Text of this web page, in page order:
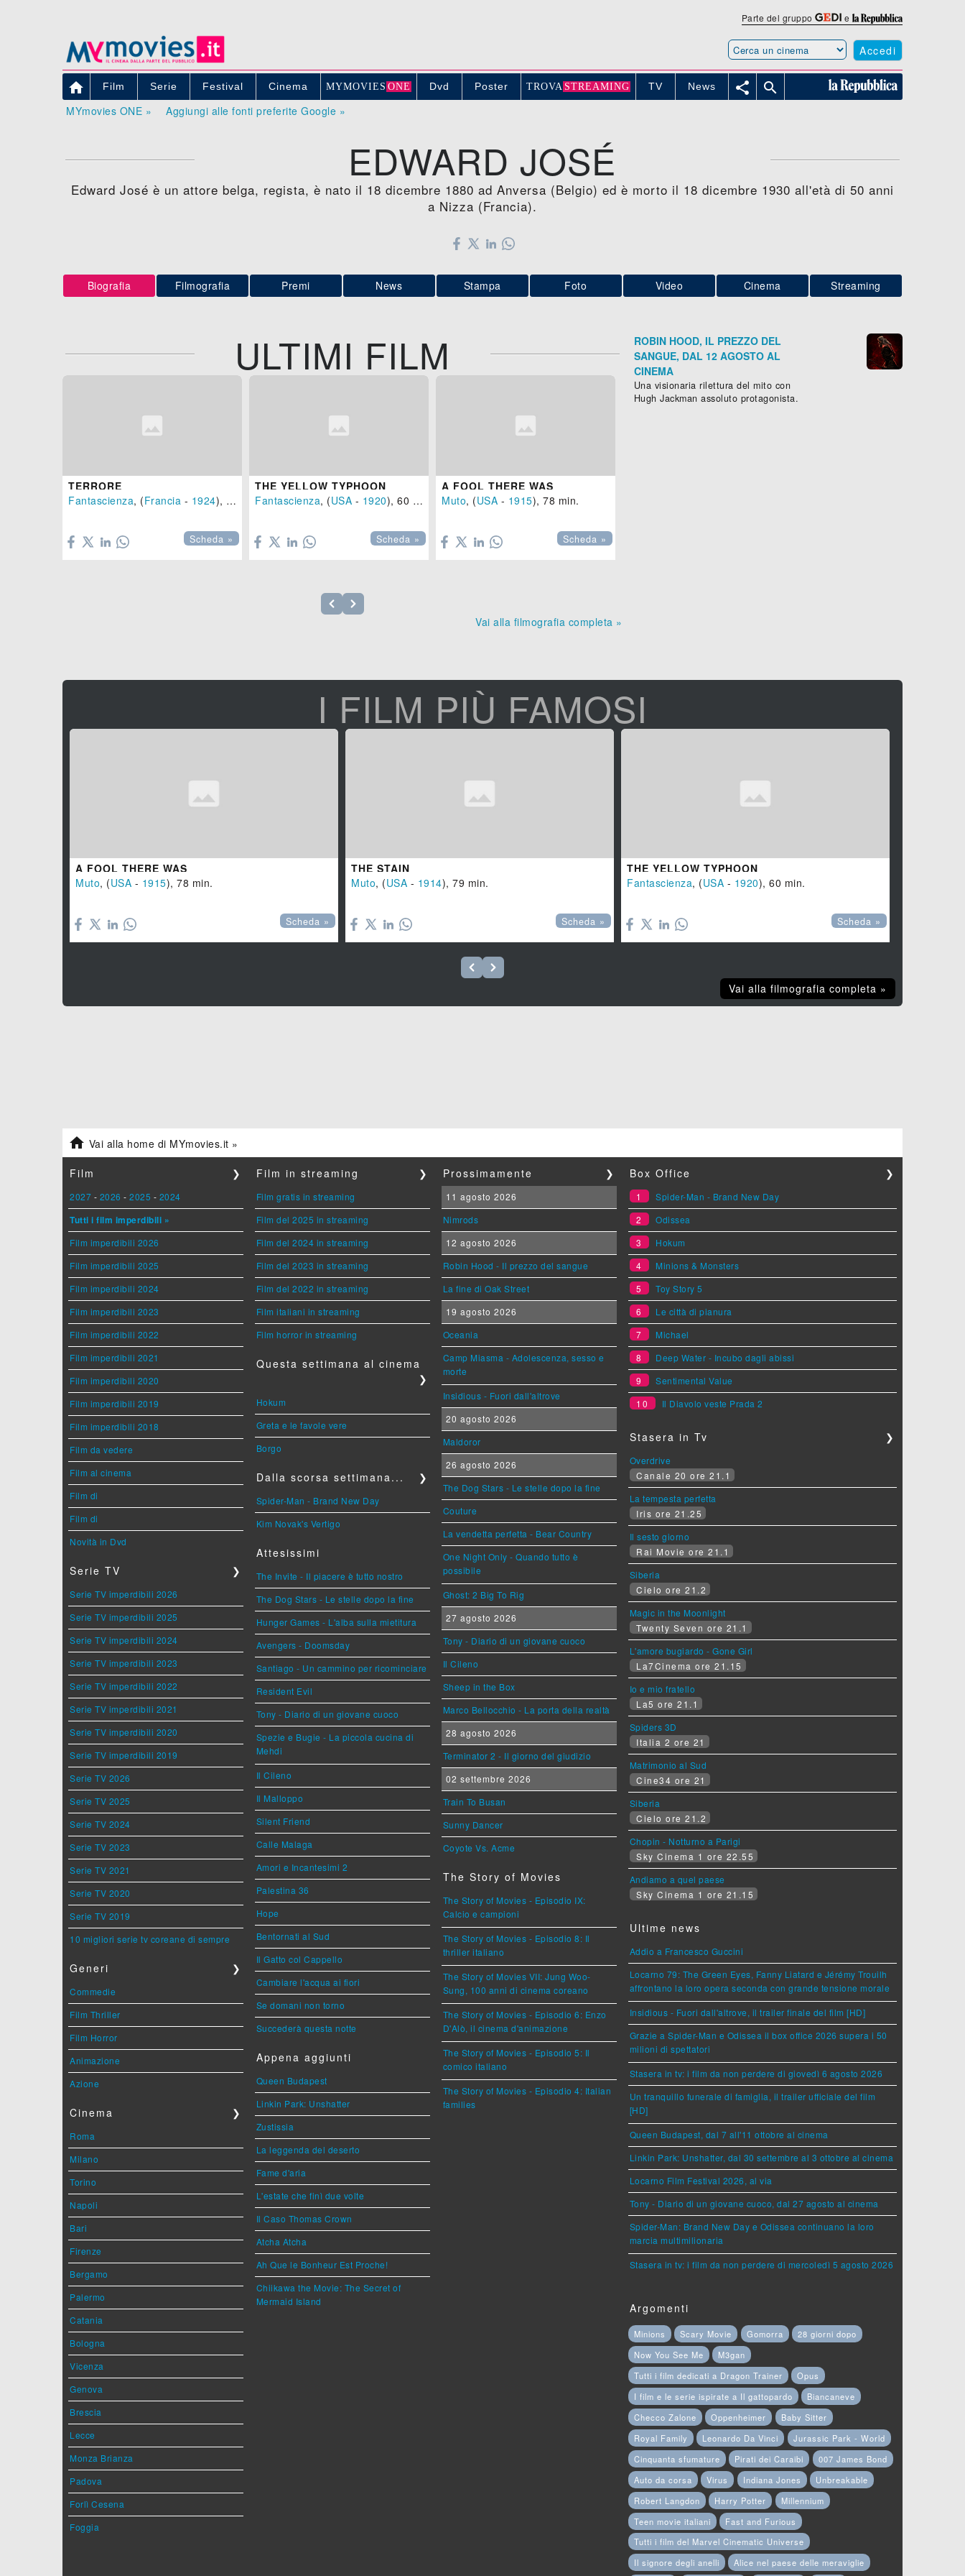
Parte del gruppo e
Accedi
 Film Serie Festival Cinema MYMOVIE S ONE Dvd Poster TROVA STREAMING TV News  
MYmovies ONE » Aggiungi alle fonti preferite Google »
EDWARD JOSÉ
Edward José è un attore belga, regista, è nato il 18 dicembre 1880 ad Anversa (Belgio) ed è morto il 18 dicembre 1930 all'età di 50 anni
a Nizza (Francia).
Biografia Filmografia Premi News Stampa Foto Video Cinema Streaming
ULTIMI FILM
TERRORE
Fantascienza, (Francia - 1924), 70 min.
Scheda »
THE YELLOW TYPHOON
Fantascienza, (USA - 1920), 60 min.
Scheda »
A FOOL THERE WAS
Muto, (USA - 1915), 78 min.
Scheda »
Vai alla filmografia completa »
ROBIN HOOD, IL PREZZO DEL
SANGUE, DAL 12 AGOSTO AL
CINEMA
Una visionaria rilettura del mito con
Hugh Jackman assoluto protagonista.
I FILM PIÙ FAMOSI
A FOOL THERE WAS
Muto, (USA - 1915), 78 min.
Scheda »
THE STAIN
Muto, (USA - 1914), 79 min.
Scheda »
THE YELLOW TYPHOON
Fantascienza, (USA - 1920), 60 min.
Scheda »
Vai alla filmografia completa »
 Vai alla home di MYmovies.it »
Film ❯
2027 - 2026 - 2025 - 2024
Tutti i film imperdibili »
Film imperdibili 2026
Film imperdibili 2025
Film imperdibili 2024
Film imperdibili 2023
Film imperdibili 2022
Film imperdibili 2021
Film imperdibili 2020
Film imperdibili 2019
Film imperdibili 2018
Film da vedere
Film al cinema
Film di
Film di
Novità in Dvd
Serie TV ❯
Serie TV imperdibili 2026
Serie TV imperdibili 2025
Serie TV imperdibili 2024
Serie TV imperdibili 2023
Serie TV imperdibili 2022
Serie TV imperdibili 2021
Serie TV imperdibili 2020
Serie TV imperdibili 2019
Serie TV 2026
Serie TV 2025
Serie TV 2024
Serie TV 2023
Serie TV 2021
Serie TV 2020
Serie TV 2019
10 migliori serie tv coreane di sempre
Generi ❯
Commedie
Film Thriller
Film Horror
Animazione
Azione
Cinema ❯
Roma
Milano
Torino
Napoli
Bari
Firenze
Bergamo
Palermo
Catania
Bologna
Vicenza
Genova
Brescia
Lecce
Monza Brianza
Padova
Forlì Cesena
Foggia
Film in streaming ❯
Film gratis in streaming
Film del 2025 in streaming
Film del 2024 in streaming
Film del 2023 in streaming
Film del 2022 in streaming
Film italiani in streaming
Film horror in streaming
Questa settimana al cinema
❯
Hokum
Greta e le favole vere
Borgo
Dalla scorsa settimana... ❯
Spider-Man - Brand New Day
Kim Novak's Vertigo
Attesissimi
The Invite - Il piacere è tutto nostro
The Dog Stars - Le stelle dopo la fine
Hunger Games - L'alba sulla mietitura
Avengers - Doomsday
Santiago - Un cammino per ricominciare
Resident Evil
Tony - Diario di un giovane cuoco
Spezie e Bugie - La piccola cucina di
Mehdi
Il Cileno
Il Malloppo
Silent Friend
Calle Malaga
Amori e Incantesimi 2
Palestina 36
Hope
Bentornati al Sud
Il Gatto col Cappello
Cambiare l'acqua ai fiori
Se domani non torno
Succederà questa notte
Appena aggiunti
Queen Budapest
Linkin Park: Unshatter
Zustissia
La leggenda del deserto
Fame d'aria
L'estate che finì due volte
Il Caso Thomas Crown
Atcha Atcha
Ah Que le Bonheur Est Proche!
Chiikawa the Movie: The Secret of
Mermaid Island
Prossimamente ❯
11 agosto 2026
Nimrods
12 agosto 2026
Robin Hood - Il prezzo del sangue
La fine di Oak Street
19 agosto 2026
Oceania
Camp Miasma - Adolescenza, sesso e
morte
Insidious - Fuori dall'altrove
20 agosto 2026
Maldoror
26 agosto 2026
The Dog Stars - Le stelle dopo la fine
Couture
La vendetta perfetta - Bear Country
One Night Only - Quando tutto è
possibile
Ghost: 2 Big To Rig
27 agosto 2026
Tony - Diario di un giovane cuoco
Il Cileno
Sheep in the Box
Marco Bellocchio - La porta della realtà
28 agosto 2026
Terminator 2 - Il giorno del giudizio
02 settembre 2026
Train To Busan
Sunny Dancer
Coyote Vs. Acme
The Story of Movies
The Story of Movies - Episodio IX:
Calcio e campioni
The Story of Movies - Episodio 8: Il
thriller italiano
The Story of Movies VII: Jung Woo-
Sung, 100 anni di cinema coreano
The Story of Movies - Episodio 6: Enzo
D'Alò, il cinema d'animazione
The Story of Movies - Episodio 5: Il
comico italiano
The Story of Movies - Episodio 4: Italian
families
Box Office ❯
1
Spider-Man - Brand New Day
2
Odissea
3
Hokum
4
Minions & Monsters
5
Toy Story 5
6
Le città di pianura
7
Michael
8
Deep Water - Incubo dagli abissi
9
Sentimental Value
10
Il Diavolo veste Prada 2
Stasera in Tv ❯
Overdrive
Canale 20 ore 21.1
La tempesta perfetta
Iris ore 21.25
Il sesto giorno
Rai Movie ore 21.1
Siberia
Cielo ore 21.2
Magic in the Moonlight
Twenty Seven ore 21.1
L'amore bugiardo - Gone Girl
La7Cinema ore 21.15
Io e mio fratello
La5 ore 21.1
Spiders 3D
Italia 2 ore 21
Matrimonio al Sud
Cine34 ore 21
Siberia
Cielo ore 21.2
Chopin - Notturno a Parigi
Sky Cinema 1 ore 22.55
Andiamo a quel paese
Sky Cinema 1 ore 21.15
Ultime news
Addio a Francesco Guccini
Locarno 79: The Green Eyes, Fanny Liatard e Jérémy Trouilh
affrontano la loro opera seconda con grande tensione morale
Insidious - Fuori dall'altrove, il trailer finale del film [HD]
Grazie a Spider-Man e Odissea il box office 2026 supera i 50
milioni di spettatori
Stasera in tv: i film da non perdere di giovedì 6 agosto 2026
Un tranquillo funerale di famiglia, il trailer ufficiale del film
[HD]
Queen Budapest, dal 7 all'11 ottobre al cinema
Linkin Park: Unshatter, dal 30 settembre al 3 ottobre al cinema
Locarno Film Festival 2026, al via
Tony - Diario di un giovane cuoco, dal 27 agosto al cinema
Spider-Man: Brand New Day e Odissea continuano la loro
marcia multimilionaria
Stasera in tv: i film da non perdere di mercoledì 5 agosto 2026
Argomenti
Minions Scary Movie Gomorra
28 giorni dopo
Now You See Me
M3gan
Tutti i film dedicati a Dragon Trainer
Opus
I film e le serie ispirate a Il gattopardo
Biancaneve
Checco Zalone
Oppenheimer
Baby Sitter
Royal Family
Leonardo Da Vinci
Jurassic Park - World
Cinquanta sfumature
Pirati dei Caraibi
007 James Bond
Auto da corsa
Virus Indiana Jones
Unbreakable
Robert Langdon
Harry Potter
Millennium
Teen movie italiani
Fast and Furious
Tutti i film del Marvel Cinematic Universe
Il signore degli anelli
Alice nel paese delle meraviglie